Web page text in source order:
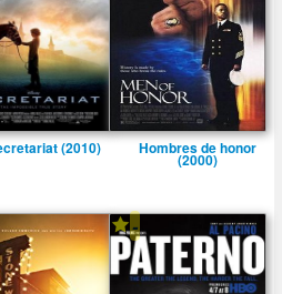
(2010) Hombres de honor
(2000)
-